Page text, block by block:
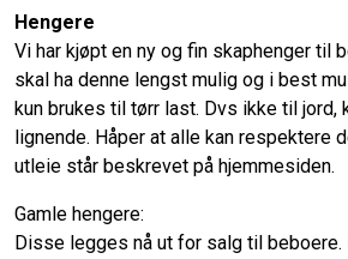
Hengere
Vi har kjøpt en ny og fin skaphenger til
skal ha denne lengst mulig og i best
kun brukes til tørr last. Dvs ikke til jord,
lignende. Håper at alle kan respektere
utleie står beskrevet på hjemmesiden.
Gamle hengere:
Disse legges nå ut for salg til beboere.